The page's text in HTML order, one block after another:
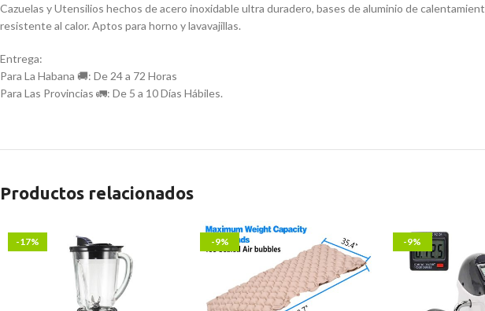
Cazuelas y Utensilios hechos de acero inoxidable ultra duradero, bases de aluminio de
resistente al calor. Aptos para horno y lavavajillas.
Entrega:
Para La Habana 🚚: De 24 a 72 Horas
Para Las Provincias 🚛: De 5 a 10 Días Hábiles.
Productos relacionados
-17% -9% -9%